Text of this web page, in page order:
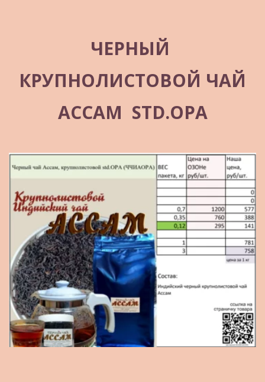
ЧЕРНЫЙ
КРУПНОЛИСТОВОЙ ЧАЙ
АССАМ  STD.OPА